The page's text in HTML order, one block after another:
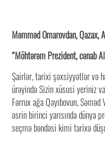
Məmməd Omarovdan, Qazax,
“Möhtərəm Prezident, cənab
Şairlər, tarixi şəxsiyyətlər və
ürəyində Sizin xüsusi yeriniz
Fərrux ağa Qayıbovun,
əsrin birinci yarısında dünya
seçmə bəndəsi kimi tarixə